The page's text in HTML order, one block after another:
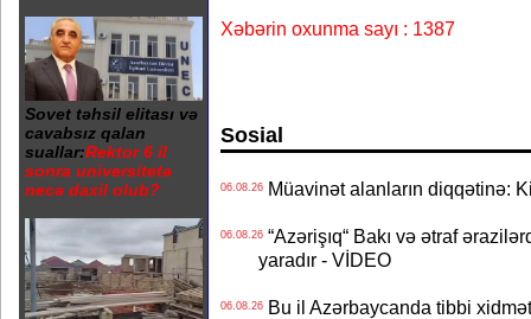
Sovet təhsil elitası və
cavabsız qalan
suallar:Rektor 6 il
sonra universitetə
necə daxil olub?
Xəbərin oxunma sayı : 1387
Sosial
06.08.26Müavinət alanların diqqətinə:
06.08.26“Azərişıq“ Bakı və ətraf
yaradır - VİDEO
06.08.26Bu il Azərbaycanda tibbi